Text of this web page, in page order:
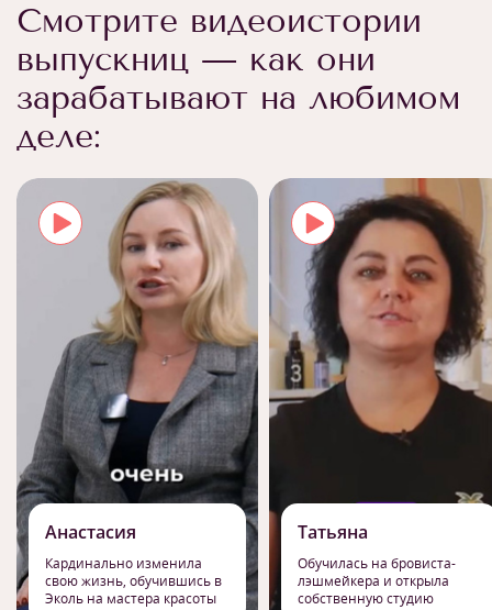
Смотрите видеоистории
выпускниц — как они
зарабатывают на любимом
деле:
Анастасия
Кардинально изменила
свою жизнь, обучившись в
Эколь на мастера красоты
Татьяна
Обучилась на бровиста-
лэшмейкера и открыла
собственную студию